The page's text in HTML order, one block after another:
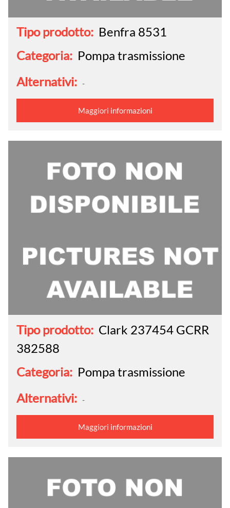
Tipo prodotto: Benfra 8531
Categoria: Pompa trasmissione
Alternativi: -
Maggiori informazioni
Tipo prodotto: Clark 237454 GCRR
382588
Categoria: Pompa trasmissione
Alternativi: -
Maggiori informazioni